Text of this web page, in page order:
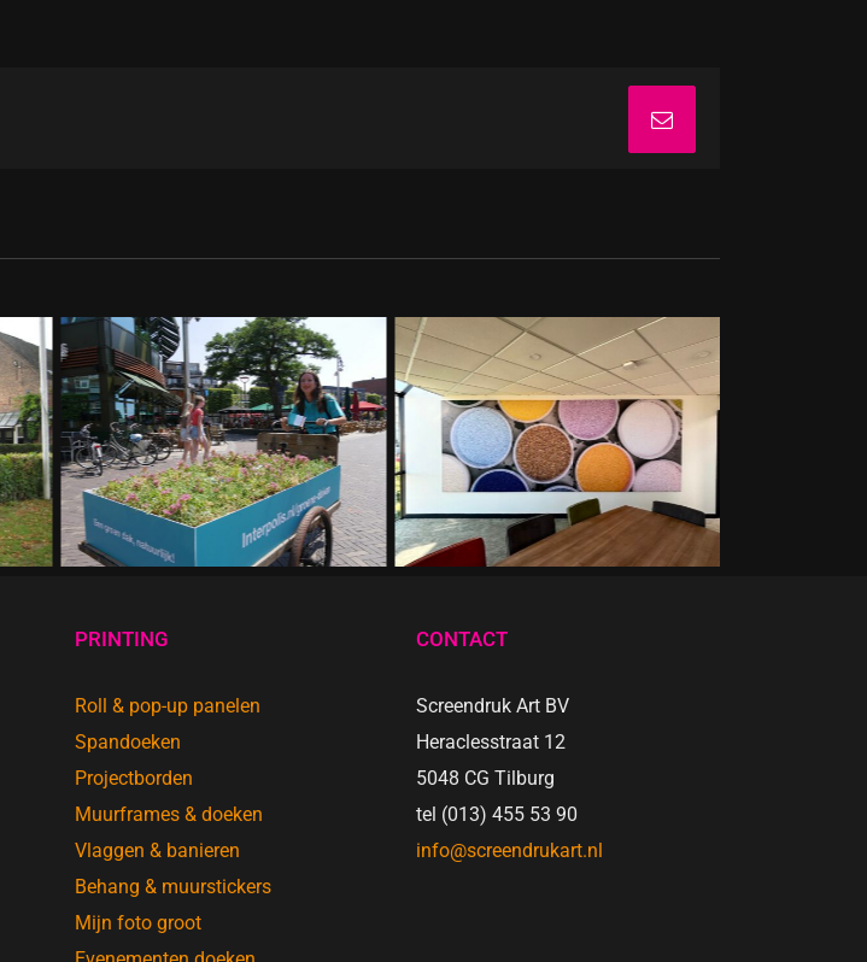
E-
mail
PRINTING
Roll & pop-up panelen
Spandoeken
Projectborden
Muurframes & doeken
Vlaggen & banieren
Behang & muurstickers
Mijn foto groot
CONTACT
Screendruk Art BV
Heraclesstraat 12
5048 CG Tilburg
tel (013) 455 53 90
info@screendrukart.nl